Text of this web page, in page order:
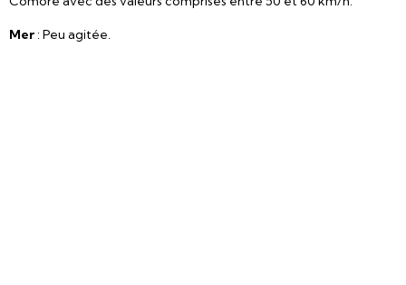
Mer : Peu agitée.